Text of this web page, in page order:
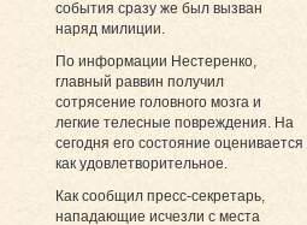
события сразу же был вызван
наряд милиции.
По информации Нестеренко,
главный раввин получил
сотрясение головного мозга и
легкие телесные повреждения. На
сегодня его состояние оценивается
как удовлетворительное.
Как сообщил пресс-секретарь,
нападающие исчезли с места